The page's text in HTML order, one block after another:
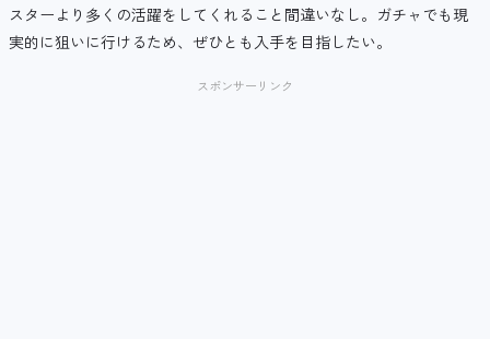
スターより多くの活躍をしてくれること間違いなし。ガチャでも現
実的に狙いに行けるため、ぜひとも入手を目指したい。
スポンサーリンク